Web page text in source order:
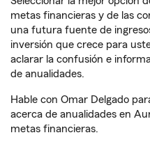
metas financieras y de las
una futura fuente de
inversión que crece para
aclarar la confusión e
de anualidades.
Hable con Omar Delgado
acerca de anualidades en
metas financieras.